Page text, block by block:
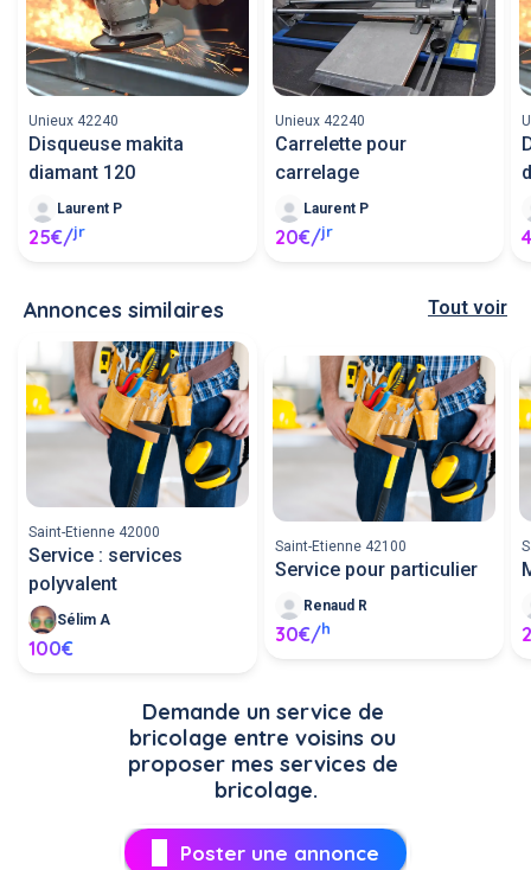
Unieux 42240
Disqueuse makita
diamant 120
Laurent P
25€/jr
Unieux 42240
Carrelette pour
carrelage
Laurent P
20€/jr
Annonces similaires Tout voir
Saint-Etienne 42000
Service : services
polyvalent
Sélim A
100€
Saint-Etienne 42100
Service pour particulier
Renaud R
30€/h
Demande un service de
bricolage entre voisins ou
proposer mes services de
bricolage.
Poster une annonce